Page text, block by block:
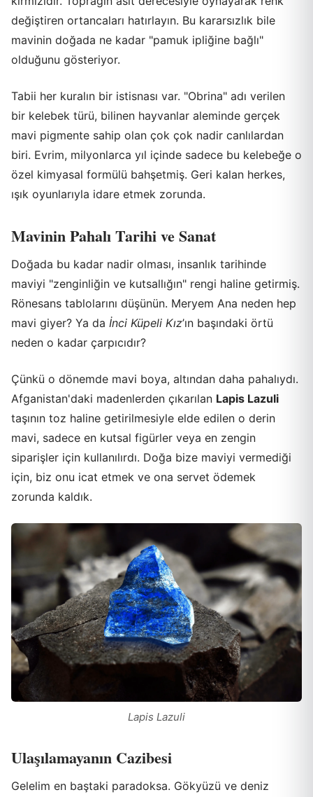
değiştiren ortancaları hatırlayın. Bu kararsızlık bile
mavinin doğada ne kadar "pamuk ipliğine bağlı"
olduğunu gösteriyor.
Tabii her kuralın bir istisnası var. "Obrina" adı verilen
bir kelebek türü, bilinen hayvanlar aleminde gerçek
mavi pigmente sahip olan çok çok nadir canlılardan
biri. Evrim, milyonlarca yıl içinde sadece bu kelebeğe o
özel kimyasal formülü bahşetmiş. Geri kalan herkes,
ışık oyunlarıyla idare etmek zorunda.
Mavinin Pahalı Tarihi ve Sanat
Doğada bu kadar nadir olması, insanlık tarihinde
maviyi "zenginliğin ve kutsallığın" rengi haline getirmiş.
Rönesans tablolarını düşünün. Meryem Ana neden hep
mavi giyer? Ya da İnci Küpeli Kız’ın başındaki örtü
neden o kadar çarpıcıdır?
Çünkü o dönemde mavi boya, altından daha pahalıydı.
Afganistan'daki madenlerden çıkarılan Lapis Lazuli
taşının toz haline getirilmesiyle elde edilen o derin
mavi, sadece en kutsal figürler veya en zengin
siparişler için kullanılırdı. Doğa bize maviyi vermediği
için, biz onu icat etmek ve ona servet ödemek
zorunda kaldık.
Lapis Lazuli
Ulaşılamayanın Cazibesi
Gelelim en baştaki paradoksa. Gökyüzü ve deniz